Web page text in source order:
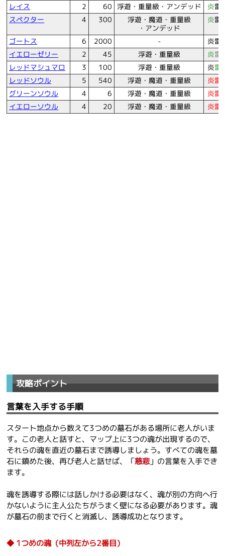
レイス
2 60 浮遊・重量級・アンデッド 炎雷
スペクター
4 300
浮遊・魔道・重量級
・アンデッド
炎雷
ゴートス 6 2000 - 炎雷
イエローゼリー
2 45 浮遊・重量級 炎雷
レッドマシュマロ
3 100 浮遊・重量級 炎雷
レッドソウル
5 540 浮遊・魔道・重量級 炎雷
グリーンソウル
4 6 浮遊・魔道・重量級 炎雷
イエローソウル
4 20 浮遊・魔道・重量級 炎雷
攻略ポイント
言葉を入手する手順
スタート地点から数えて3つめの墓石がある場所に老人がいま
す。この老人と話すと、マップ上に3つの魂が出現するので、
それらの魂を直近の墓石まで誘導しましょう。すべての魂を墓
石に鎮めた後、再び老人と話せば、「慈悲 」の言葉を入手でき
ます。
魂を誘導する際には話しかける必要はなく、魂が別の方向へ行
かないように主人公たちがうまく壁になる必要があります。魂
が墓石の前まで行くと消滅し、誘導成功となります。
1つめの魂（中列左から2番目）